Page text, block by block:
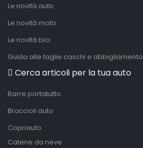
Le novità auto
Le novità moto
Le novità bici
Guida alle taglie caschi e abbigliamento
Cerca articoli per la tua auto
Barre portatutto
Braccioli auto
Copriauto
Catene da neve